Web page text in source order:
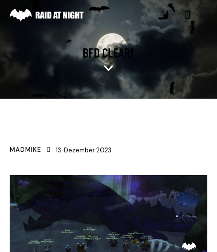
BFD CLEAR!
MADMIKE 13. Dezember 2023